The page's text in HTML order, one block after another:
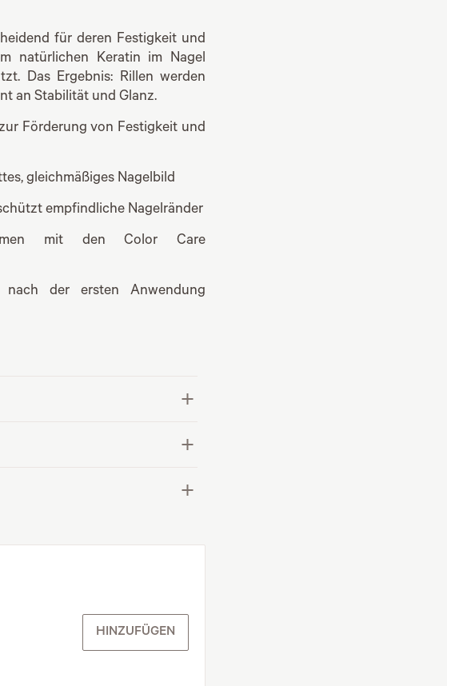
für deren Festigkeit und
natürlichen Keratin im Nagel
Das Ergebnis: Rillen werden
an Stabilität und Glanz.
Förderung von Festigkeit und
gleichmäßiges Nagelbild
empfindliche Nagelränder
mit den Color Care
der ersten Anwendung
HINZUFÜGEN